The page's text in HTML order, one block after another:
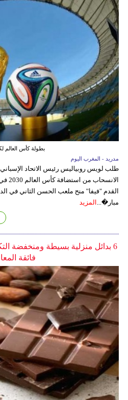
بطولة كأس العالم
مدريد - المغرب اليوم
طلب لويس روبياليس رئيس الاتحاد
القدم "فيفا" منح ملعب الحسن الثاني في
مبار�... المزيد
6 بدائل منزلية بسيطة ومنخفضة
فائقة